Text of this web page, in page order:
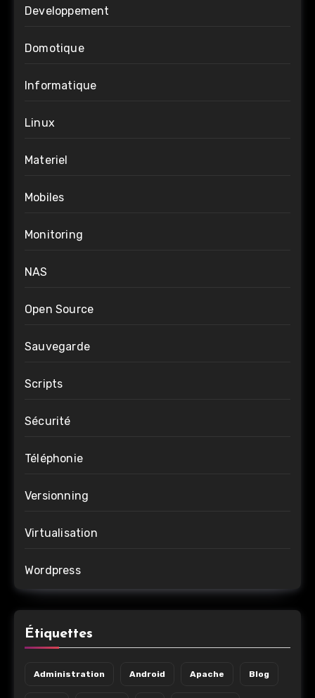
Developpement
Domotique
Informatique
Linux
Materiel
Mobiles
Monitoring
NAS
Open Source
Sauvegarde
Scripts
Sécurité
Téléphonie
Versionning
Virtualisation
Wordpress
Étiquettes
Administration Android Apache Blog